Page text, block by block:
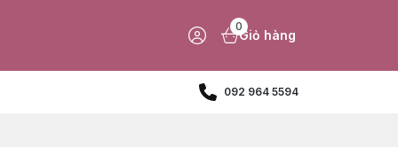
0
Giỏ hàng
092 964 5594